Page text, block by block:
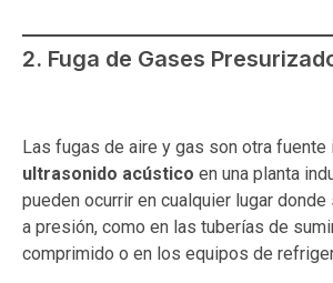
2. Fuga de Gases
Las fugas de aire y gas son otra fuente
ultrasonido acústico en una planta
pueden ocurrir en cualquier lugar
a presión, como en las tuberías de
comprimido o en los equipos de